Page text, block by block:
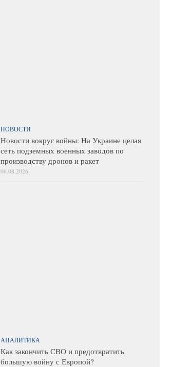
НОВОСТИ
Новости вокруг войны: На Украине целая
сеть подземных военных заводов по
производству дронов и ракет
06.08.2026
АНАЛИТИКА
Как закончить СВО и предотвратить
большую войну с Европой?